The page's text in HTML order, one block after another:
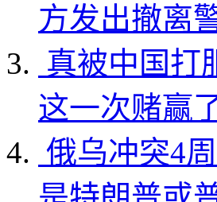
方发出撤离
真被中国打
这一次赌赢
俄乌冲突4